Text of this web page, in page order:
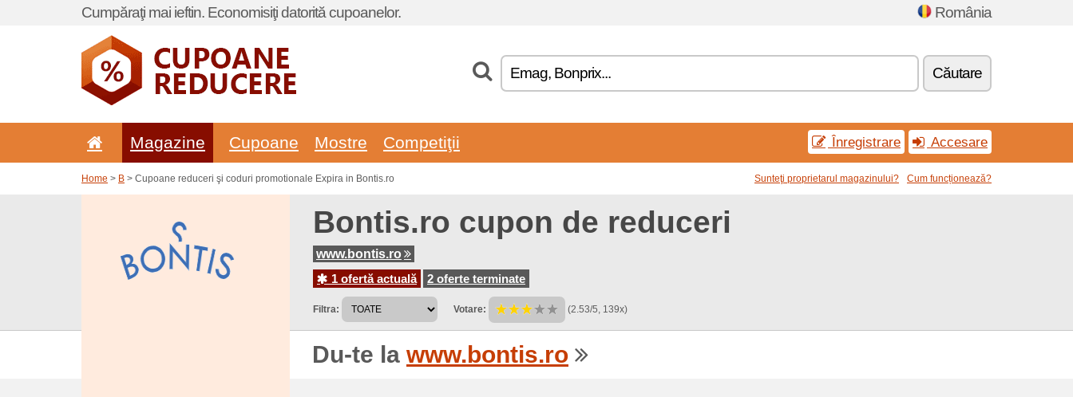
Cumpăraţi mai ieftin. Economisiţi datorită cupoanelor. România
Căutare
Magazine Cupoane Mostre Competiţii Înregistrare Accesare
Home > B > Cupoane reduceri şi coduri promotionale Expira in Bontis.ro Sunteţi proprietarul magazinului? Cum funcționează?
Bontis.ro cupon de reduceri
www.bontis.ro
1 ofertă actuală
2 oferte terminate
Filtra: Votare: (2.53/5, 139x)
Du-te la www.bontis.ro